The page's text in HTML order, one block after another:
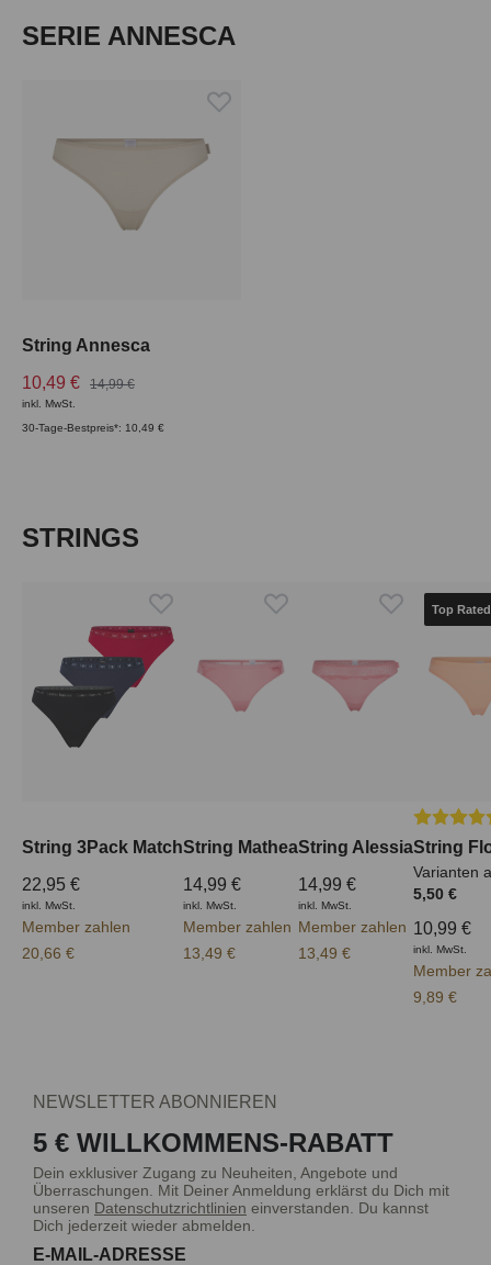
Produktgalerie überspringen
SERIE ANNESCA
String Annesca
10,49 €
14,99 €
inkl. MwSt.
30-Tage-Bestpreis*: 10,49 €
Produktgalerie überspringen
STRINGS
String 3Pack Match
22,95 €
inkl. MwSt.
Member zahlen
20,66 €
String Mathea
14,99 €
inkl. MwSt.
Member zahlen
13,49 €
String Alessia
14,99 €
inkl. MwSt.
Member zahlen
13,49 €
Top Rated
String
Varianten
5,50 €
10,99 €
inkl. MwSt.
Member
9,89 €
NEWSLETTER ABONNIEREN
5 € WILLKOMMENS-RABATT
Dein exklusiver Zugang zu Neuheiten, Angebote und
Überraschungen. Mit Deiner Anmeldung erklärst du Dich mit
unseren Datenschutzrichtlinien einverstanden. Du kannst
Dich jederzeit wieder abmelden.
E-MAIL-ADRESSE